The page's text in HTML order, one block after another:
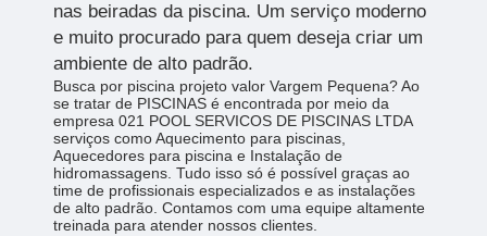
nas beiradas da piscina. Um serviço moderno
e muito procurado para quem deseja criar um
ambiente de alto padrão.
Busca por piscina projeto valor Vargem Pequena? Ao
se tratar de PISCINAS é encontrada por meio da
empresa 021 POOL SERVICOS DE PISCINAS LTDA
serviços como Aquecimento para piscinas,
Aquecedores para piscina e Instalação de
hidromassagens. Tudo isso só é possível graças ao
time de profissionais especializados e as instalações
de alto padrão. Contamos com uma equipe altamente
treinada para atender nossos clientes.